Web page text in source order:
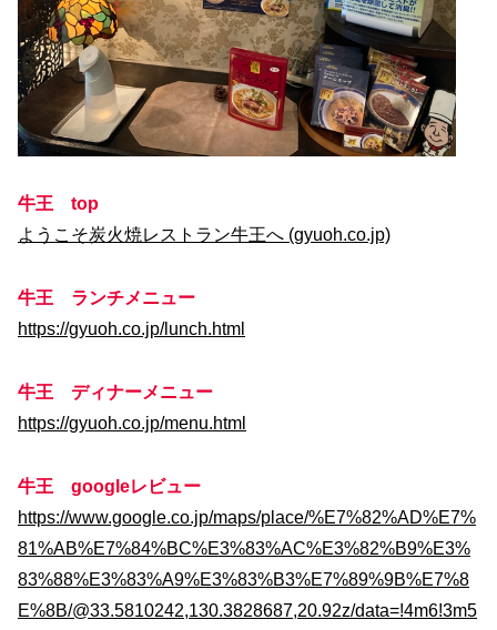
牛王 top
ようこそ炭火焼レストラン牛王へ (gyuoh.co.jp)
牛王 ランチメニュー
https://gyuoh.co.jp/lunch.html
牛王 ディナーメニュー
https://gyuoh.co.jp/menu.html
牛王 googleレビュー
https://www.google.co.jp/maps/place/%E7%82%AD%E7%
81%AB%E7%84%BC%E3%83%AC%E3%82%B9%E3%
83%88%E3%83%A9%E3%83%B3%E7%89%9B%E7%8
E%8B/@33.5810242,130.3828687,20.92z/data=!4m6!3m5